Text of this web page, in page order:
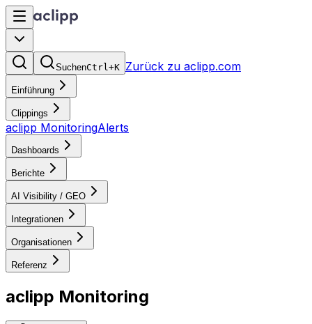
SuchenCtrl+K Zurück zu aclipp.com
Einführung
Clippings
aclipp MonitoringAlerts
Dashboards
Berichte
AI Visibility / GEO
Integrationen
Organisationen
Referenz
aclipp Monitoring